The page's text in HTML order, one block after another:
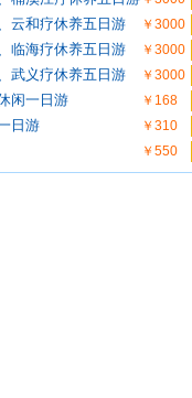
云和疗休养五日游 ￥3000
临海疗休养五日游 ￥3000
武义疗休养五日游 ￥3000
闲一日游 ￥168
日游 ￥310
￥550